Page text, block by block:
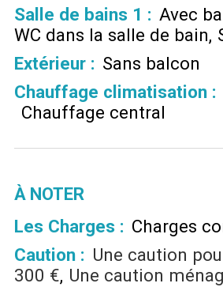
Salle de bains 1 : Avec
WC dans la salle de bain
Extérieur : Sans balcon
Chauffage climatisation :
Chauffage central
À NOTER
Les Charges : Charges
Caution : Une caution
300 € Une caution